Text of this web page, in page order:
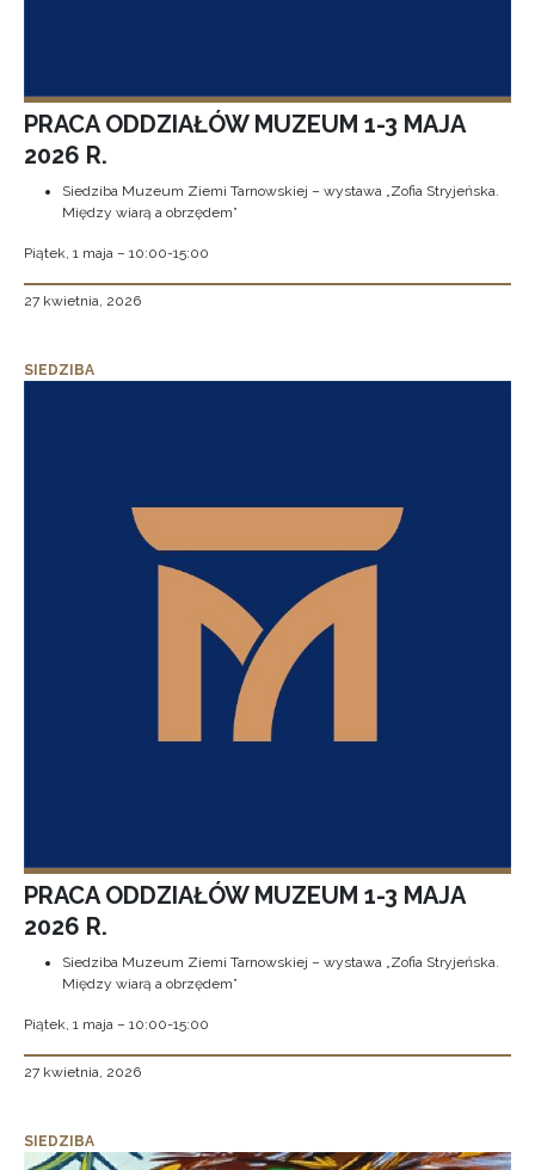
PRACA ODDZIAŁÓW MUZEUM 1-3 MAJA
2026 R.
Siedziba Muzeum Ziemi Tarnowskiej – wystawa „Zofia Stryjeńska.
Między wiarą a obrzędem”
Piątek, 1 maja – 10:00-15:00
27 kwietnia, 2026
SIEDZIBA
PRACA ODDZIAŁÓW MUZEUM 1-3 MAJA
2026 R.
Siedziba Muzeum Ziemi Tarnowskiej – wystawa „Zofia Stryjeńska.
Między wiarą a obrzędem”
Piątek, 1 maja – 10:00-15:00
27 kwietnia, 2026
SIEDZIBA